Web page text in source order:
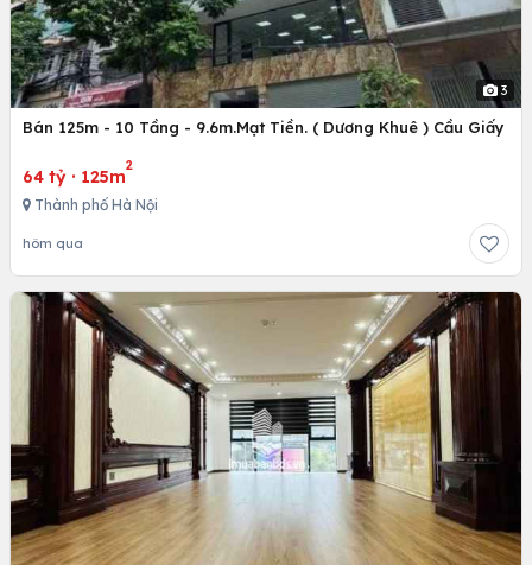
3
Bán 125m - 10 Tầng - 9.6m.Mạt Tiền. ( Dương Khuê ) Cầu Giấy
64 tỷ · 125m
2
Thành phố Hà Nội
hôm qua